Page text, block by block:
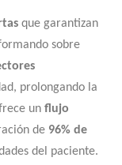
que garantizan
sobre
prolongando la
un flujo
de 96% de
del paciente.